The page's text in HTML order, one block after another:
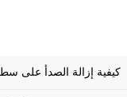
كيفية إزالة الصدأ على